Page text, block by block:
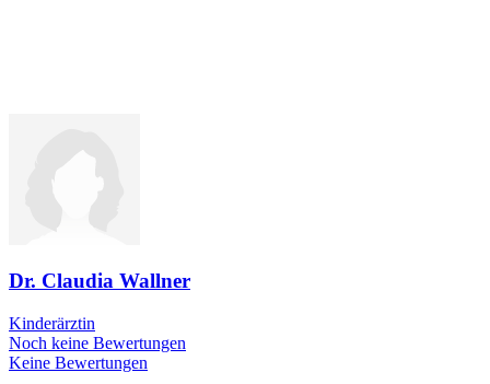
Dr. Claudia Wallner
Kinderärztin
Noch keine Bewertungen
Keine Bewertungen